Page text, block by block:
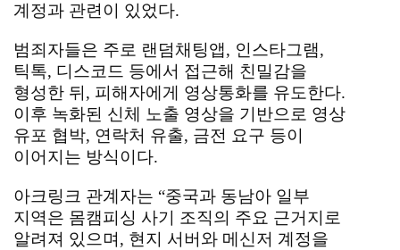
계정과 관련이 있었다.
범죄자들은 주로 랜덤채팅앱, 인스타그램,
틱톡, 디스코드 등에서 접근해 친밀감을
형성한 뒤, 피해자에게 영상통화를 유도한다.
이후 녹화된 신체 노출 영상을 기반으로 영상
유포 협박, 연락처 유출, 금전 요구 등이
이어지는 방식이다.
아크링크 관계자는 “중국과 동남아 일부
지역은 몸캠피싱 사기 조직의 주요 근거지로
알려져 있으며, 현지 서버와 메신저 계정을